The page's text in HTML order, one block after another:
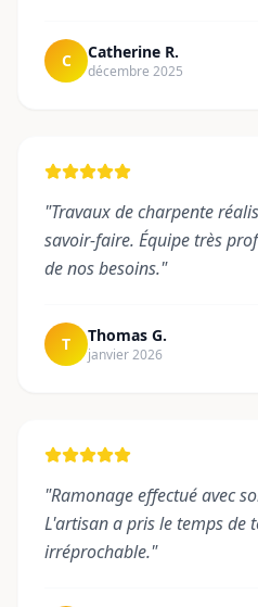
C Catherine R.
décembre 2025
"Travaux de charpente
savoir-faire. Équipe très
de nos besoins."
T Thomas G.
janvier 2026
"Ramonage effectué avec
L'artisan a pris le temps de
irréprochable."